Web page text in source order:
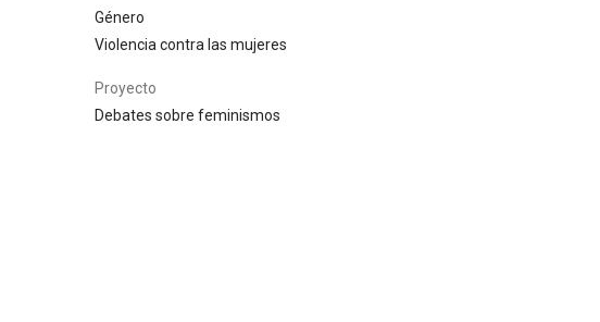
Género
Violencia contra las mujeres
Proyecto
Debates sobre feminismos